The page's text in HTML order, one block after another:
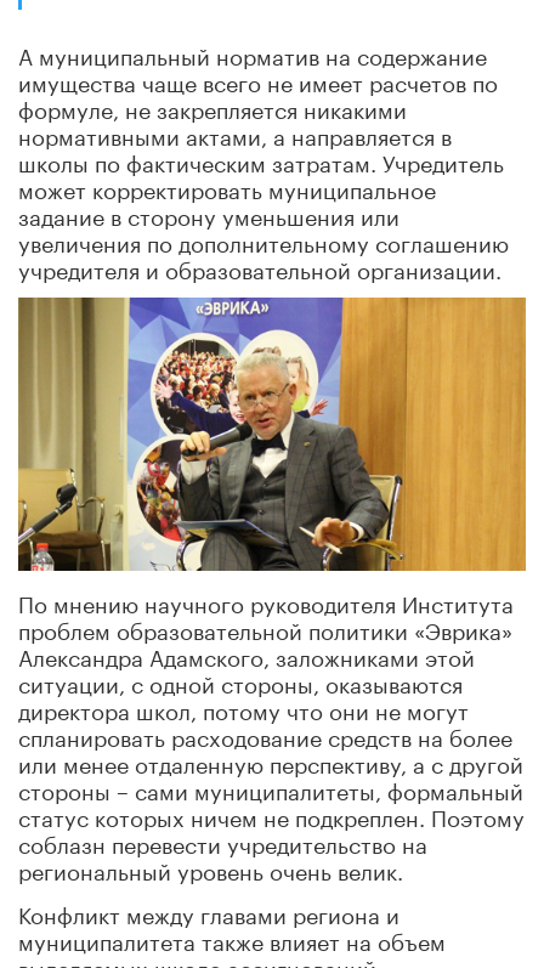
А муниципальный норматив на содержание
имущества чаще всего не имеет расчетов по
формуле, не закрепляется никакими
нормативными актами, а направляется в
школы по фактическим затратам. Учредитель
может корректировать муниципальное
задание в сторону уменьшения или
увеличения по дополнительному соглашению
учредителя и образовательной организации.
По мнению научного руководителя Института
проблем образовательной политики «Эврика»
Александра Адамского, заложниками этой
ситуации, с одной стороны, оказываются
директора школ, потому что они не могут
спланировать расходование средств на более
или менее отдаленную перспективу, а с другой
стороны – сами муниципалитеты, формальный
статус которых ничем не подкреплен. Поэтому
соблазн перевести учредительство на
региональный уровень очень велик.
Конфликт между главами региона и
муниципалитета также влияет на объем